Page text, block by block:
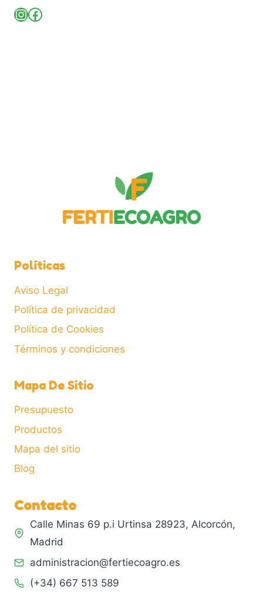
Instagram
Facebook
Políticas
Aviso Legal
Política de privacidad
Política de Cookies
Términos y condiciones
Mapa De Sitio
Presupuesto
Productos
Mapa del sitio
Blog
Contacto
Calle Minas 69 p.i Urtinsa 28923, Alcorcón,
Madrid
administracion@fertiecoagro.es
(+34) 667 513 589